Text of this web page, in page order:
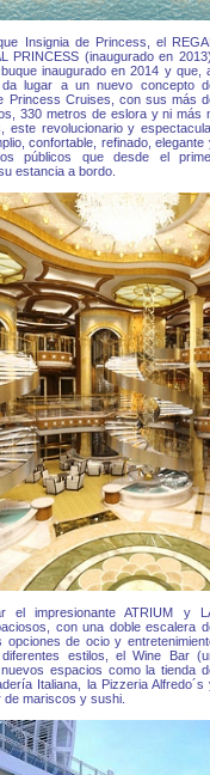
Insignia de Princess, el
PRINCESS (inaugurado en
inaugurado en 2014 y que,
lugar a un nuevo concepto
Princess Cruises, con sus más
330 metros de eslora y ni más
este revolucionario y
confortable, refinado, elegante
públicos que desde el
estancia a bordo.
el impresionante ATRIUM y
con una doble escalera
de ocio y
estilos, el Wine Bar
espacios como la tienda
Italiana, la Pizzeria Alfredo´s
de mariscos y sushi.